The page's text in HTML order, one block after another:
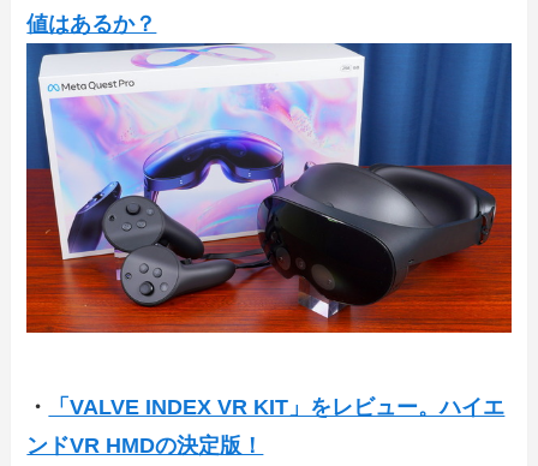
値はあるか？
・
「VALVE INDEX VR KIT」をレビュー。ハイエ
ンドVR HMDの決定版！